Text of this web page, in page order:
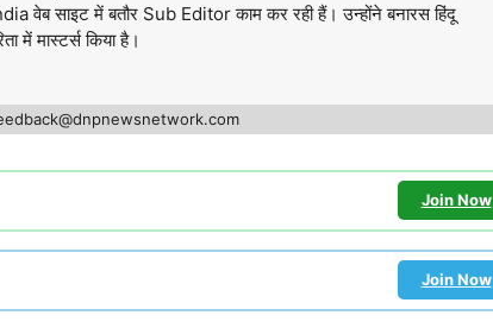
वेब साइट में बतौर Sub Editor काम कर रही हैं। उन्होंने बनारस हिंदू
में मास्टर्स किया है।
Join Now
Join Now